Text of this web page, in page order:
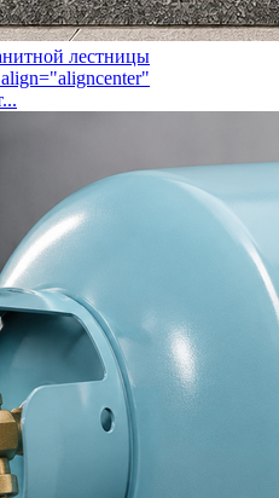
лестницы